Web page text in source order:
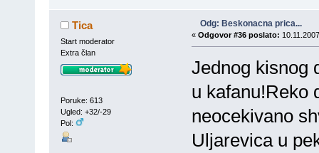
Tica
Start moderator
Extra član
Poruke: 613
Ugled: +32/-29
Pol:
Odg: Beskonacna prica...
« Odgovor #36 poslato:
Jednog kisnog
u kafanu!Reko
neocekivano
Uljarevica u